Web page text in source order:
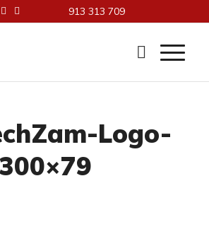
913 313 709
Logo-